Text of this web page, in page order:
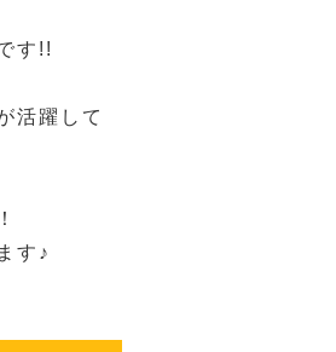
す!!
活躍して
す♪